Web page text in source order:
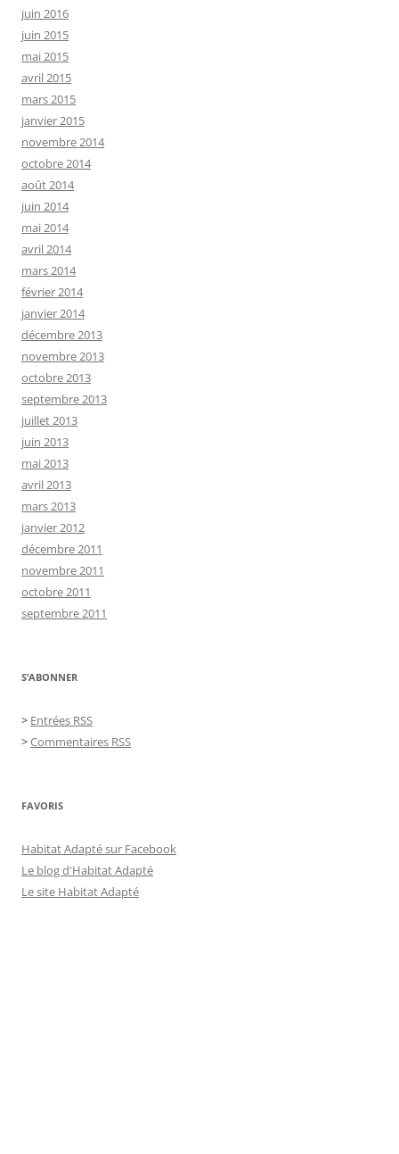
juin 2016
juin 2015
mai 2015
avril 2015
mars 2015
janvier 2015
novembre 2014
octobre 2014
août 2014
juin 2014
mai 2014
avril 2014
mars 2014
février 2014
janvier 2014
décembre 2013
novembre 2013
octobre 2013
septembre 2013
juillet 2013
juin 2013
mai 2013
avril 2013
mars 2013
janvier 2012
décembre 2011
novembre 2011
octobre 2011
septembre 2011
S’ABONNER
> Entrées RSS
>Commentaires RSS
FAVORIS
Habitat Adapté sur Facebook
Le blog d'Habitat Adapté
Le site Habitat Adapté